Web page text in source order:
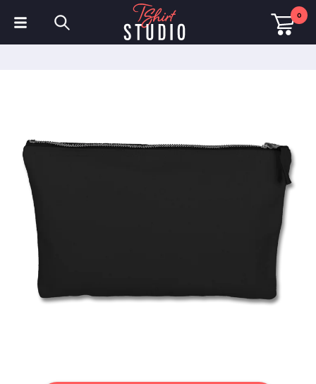
0
Sweatshirts
Mützen & Kappen
Sportbekleidung
Arbeitskleidung
Fleece & Jacken